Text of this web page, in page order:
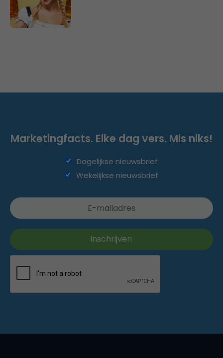
Marketingfacts. Elke dag vers. Mis niks!
Dagelijkse nieuwsbrief
Wekelijkse nieuwsbrief